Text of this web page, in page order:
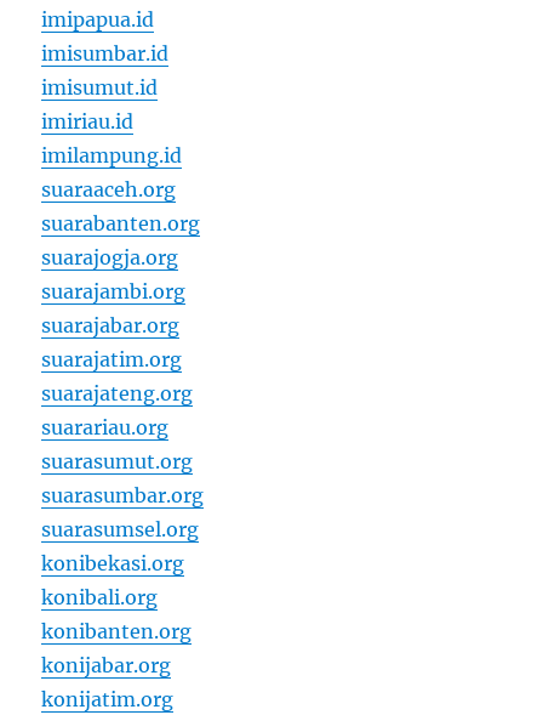
imipapua.id
imisumbar.id
imisumut.id
imiriau.id
imilampung.id
suaraaceh.org
suarabanten.org
suarajogja.org
suarajambi.org
suarajabar.org
suarajatim.org
suarajateng.org
suarariau.org
suarasumut.org
suarasumbar.org
suarasumsel.org
konibekasi.org
konibali.org
konibanten.org
konijabar.org
konijatim.org